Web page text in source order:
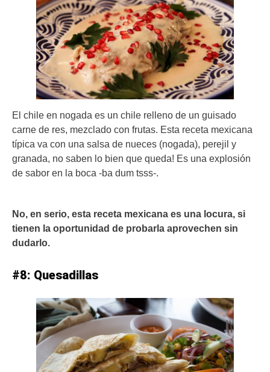
El chile en nogada es un chile relleno de un guisado
carne de res, mezclado con frutas. Esta receta mexicana
típica va con una salsa de nueces (nogada), perejil y
granada, no saben lo bien que queda! Es una explosión
de sabor en la boca -ba dum tsss-.
No, en serio, esta receta mexicana es una locura, si
tienen la oportunidad de probarla aprovechen sin
dudarlo.
#8: Quesadillas